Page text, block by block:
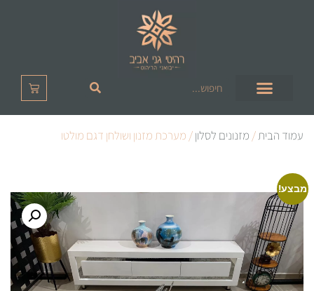
עמוד הבית/ מזנונים לסלון/ מערכת מזנון ושולחן דגם מולטו
מבצע!